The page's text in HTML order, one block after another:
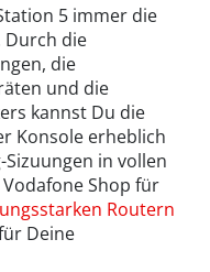
5 immer die
Durch die
die
und die
kannst Du die
Konsole erheblich
in vollen
Shop für
Routern
Deine